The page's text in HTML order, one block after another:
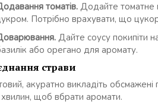
томатів.Додайте томатне
Потрібно врахувати, що цукор
Дайте соусу покипіти
або орегано для аромату.
страви
акуратно викладіть
хвилин, щоб вбрати аромати.